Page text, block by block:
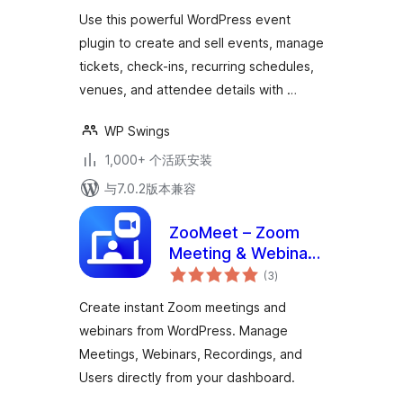
Use this powerful WordPress event
plugin to create and sell events, manage
tickets, check-ins, recurring schedules,
venues, and attendee details with …
WP Swings
1,000+ 个活跃安装
与7.0.2版本兼容
ZooMeet – Zoom
Meeting & Webinar
Integration |
Video Conference
Solution for
WordPress
(3总
评)
Create instant Zoom meetings and
webinars from WordPress. Manage
Meetings, Webinars, Recordings, and
Users directly from your dashboard.